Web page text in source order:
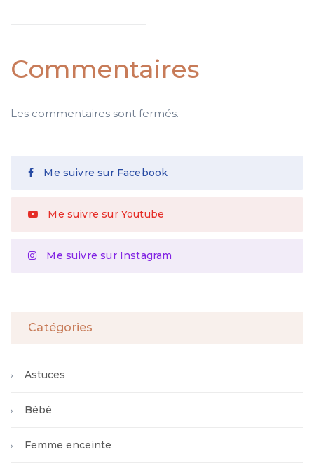
Commentaires
Les commentaires sont fermés.
Me suivre sur Facebook
Me suivre sur Youtube
Me suivre sur Instagram
Catégories
Astuces
Bébé
Femme enceinte